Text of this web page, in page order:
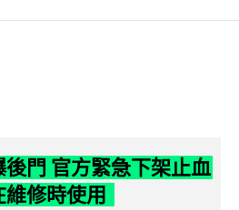
門 官方緊急下架止血
修時使用